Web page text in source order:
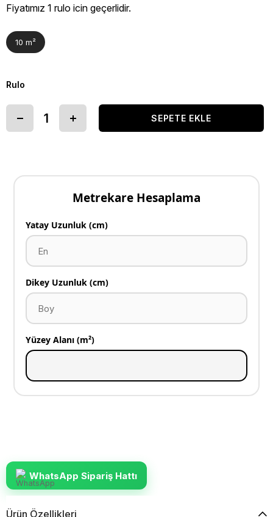
Fiyatımız 1 rulo icin geçerlidir.
10 m²
Rulo
Metrekare Hesaplama
Yatay Uzunluk (cm)
Dikey Uzunluk (cm)
Yüzey Alanı (m²)
WhatsApp Sipariş Hattı
Ürün Özellikleri